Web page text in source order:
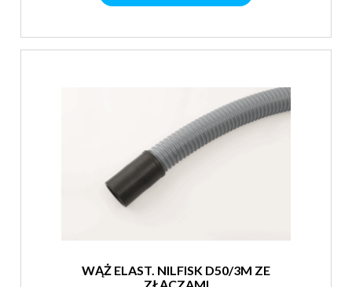
WĄŻ ELAST. NILFISK D50/3M ZE